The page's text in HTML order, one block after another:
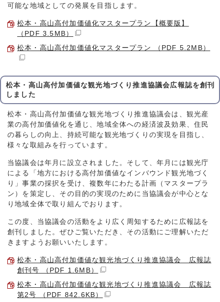
可能な地域としての発展を目指します。
松本・高山高付加価値化マスタープラン【概要版】
（PDF 3.5MB）
松本・高山高付加価値化マスタープラン （PDF 5.2MB）
松本・高山高付加価値な観光地づくり推進協議会広報誌を創刊
しました
松本・高山高付加価値な観光地づくり推進協議会は、観光産
業の高付加価値化を通じ、地域全体への経済波及効果、住民
の暮らしの向上、持続可能な観光地づくりの実現を目指し、
様々な取組みを行っています。
当協議会は年月に設立されました。そして、年月には観光庁
による「地方における高付加価値なインバウンド観光地づく
り」事業の採択を受け、複数年にわたる計画（マスタープラ
ン）を策定し、その目的の実現のために当協議会が中心とな
り地域全体で取り組んでおります。
この度、当協議会の活動をより広く周知するために広報誌を
創刊しました。ぜひご覧いただき、その活動にご理解いただ
きますようお願いいたします。
松本・高山高付加価値な観光地づくり推進協議会 広報誌
創刊号 （PDF 1.6MB）
松本・高山高付加価値な観光地づくり推進協議会 広報誌
第2号 （PDF 842.6KB）